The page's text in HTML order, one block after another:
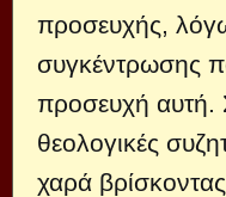
προσευχής,
συγκέντρωσης
προσευχή αυτή.
θεολογικές
χαρά